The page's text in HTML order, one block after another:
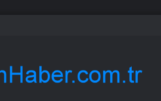
çocukların yüzlerini gülümsetti